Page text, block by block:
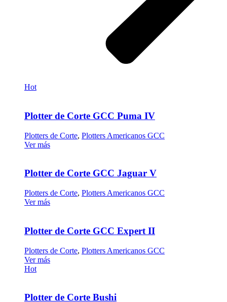
Hot
Plotter de Corte GCC Puma IV
Plotters de Corte, Plotters Americanos GCC
Ver más
Plotter de Corte GCC Jaguar V
Plotters de Corte, Plotters Americanos GCC
Ver más
Plotter de Corte GCC Expert II
Plotters de Corte, Plotters Americanos GCC
Ver más
Hot
Plotter de Corte Bushi